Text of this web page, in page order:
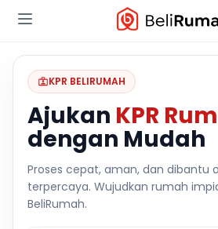
KPR BELIRUMAH
Ajukan KPR
dengan Mudah
Proses cepat, aman, dan dibantu
terpercaya. Wujudkan rumah
BeliRumah.